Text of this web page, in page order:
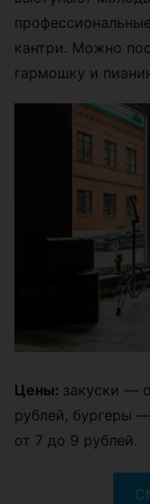
кантри. Можно
гармошку и
Цены: закуски —
рублей, бургеры
от 7 до 9 рублей.